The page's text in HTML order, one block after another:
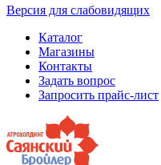
Версия для слабовидящих
Каталог
Магазины
Контакты
Задать вопрос
Запросить прайс-лист